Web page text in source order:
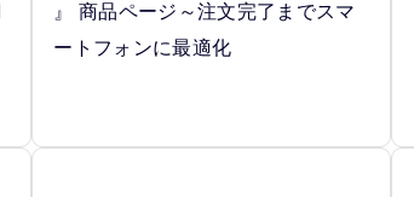
』 商品ページ～注文完了までスマ
ートフォンに最適化